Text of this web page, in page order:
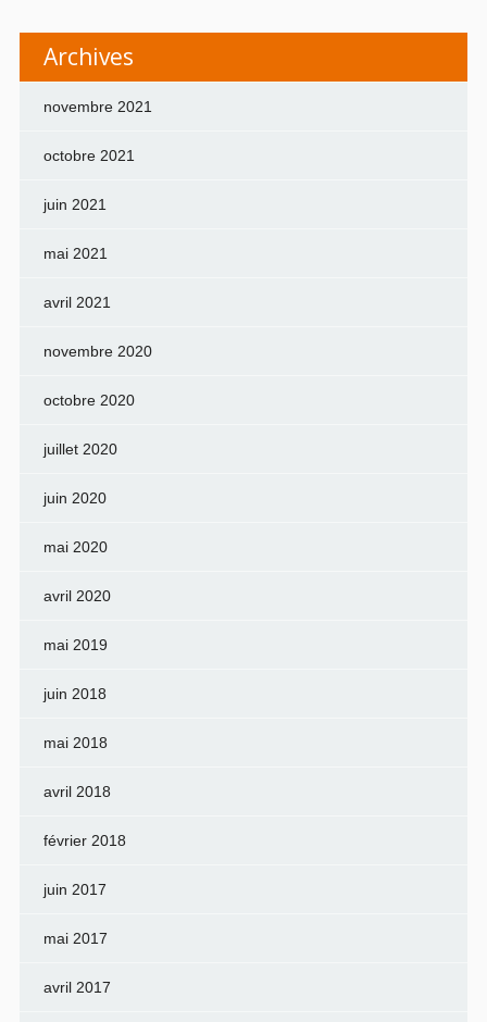
Archives
novembre 2021
octobre 2021
juin 2021
mai 2021
avril 2021
novembre 2020
octobre 2020
juillet 2020
juin 2020
mai 2020
avril 2020
mai 2019
juin 2018
mai 2018
avril 2018
février 2018
juin 2017
mai 2017
avril 2017